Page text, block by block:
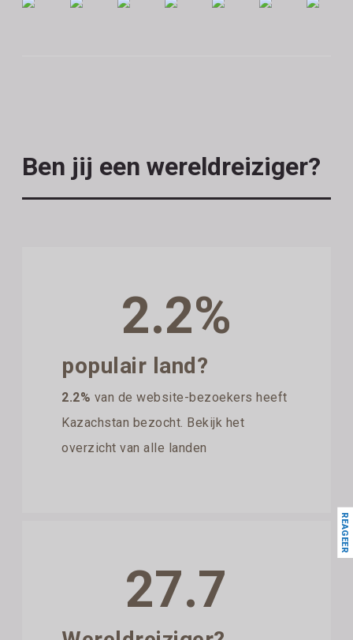
Ben jij een wereldreiziger?
2.2%
populair land?
2.2% van de website-bezoekers heeft
Kazachstan bezocht. Bekijk het
overzicht van alle landen
27.7
REAGEER